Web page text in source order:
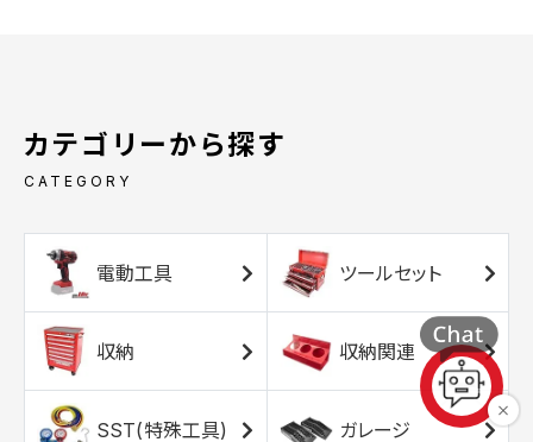
カテゴリーから探す
CATEGORY
電動工具 ツールセット
収納 収納関連
SST(特殊工具) ガレージ